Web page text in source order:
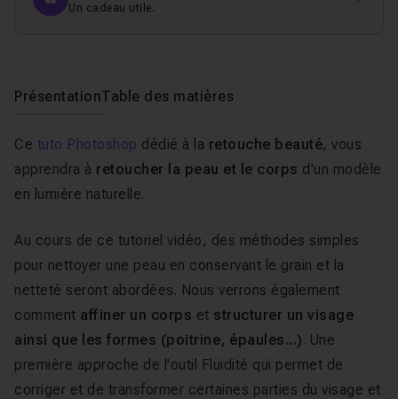
Un cadeau utile.
PrésentationTable des matières
Ce tuto Photoshop dédié à la retouche beauté, vous
apprendra à retoucher la peau et le corps d'un modèle
en lumière naturelle.
Au cours de ce tutoriel vidéo, des méthodes simples
pour nettoyer une peau en conservant le grain et la
netteté seront abordées. Nous verrons également
comment affiner un corps et structurer un visage
ainsi que les formes (poitrine, épaules...). Une
première approche de l'outil Fluidité qui permet de
corriger et de transformer certaines parties du visage et